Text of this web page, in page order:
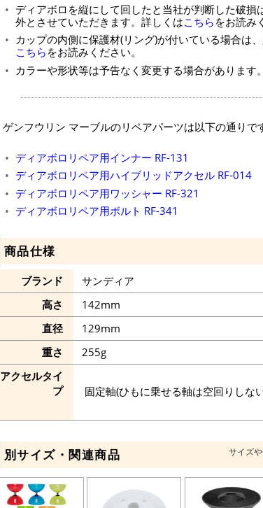
ディアボロを縦にして回したと当社が判断した破損は
外とさせていただきます。詳しくはこちら をお読み
カップの内側に保護材(リング)が付いている場合は
こちら をお読みください。
カラーや形状等は予告なく変更する場合があります。
ゲンフウリン マーブルのリペアパーツは以下の通りで
ディアボロリペア用インナー RF-131
ディアボロリペア用ハイブリッドアクセル RF-014
ディアボロリペア用ワッシャー RF-321
ディアボロリペア用ボルト RF-341
商品仕様
ブランド
サンディア
高さ
142mm
直径
129mm
重さ
255g
アクセルタイ
プ
固定軸(ひもに乗せる軸は空回りしな
別サイズ・関連商品 サイズ